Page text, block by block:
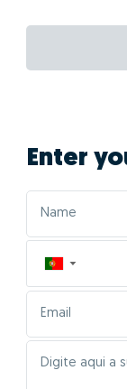
Enter
▼